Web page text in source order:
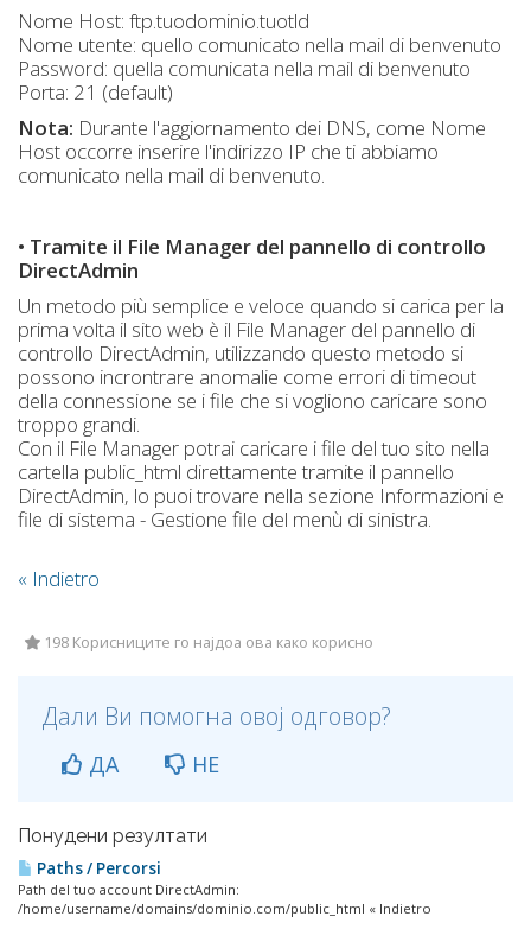
Nome Host: ftp.tuodominio.tuotld
Nome utente: quello comunicato nella mail di benvenuto
Password: quella comunicata nella mail di benvenuto
Porta: 21 (default)
Nota: Durante l'aggiornamento dei DNS, come Nome
Host occorre inserire l'indirizzo IP che ti abbiamo
comunicato nella mail di benvenuto.
• Tramite il File Manager del pannello di controllo
DirectAdmin
Un metodo più semplice e veloce quando si carica per la
prima volta il sito web è il File Manager del pannello di
controllo DirectAdmin, utilizzando questo metodo si
possono incrontrare anomalie come errori di timeout
della connessione se i file che si vogliono caricare sono
troppo grandi.
Con il File Manager potrai caricare i file del tuo sito nella
cartella public_html direttamente tramite il pannello
DirectAdmin, lo puoi trovare nella sezione Informazioni e
file di sistema - Gestione file del menù di sinistra.
« Indietro
198 Корисниците го најдоа ова како корисно
Дали Ви помогна овој одговор?
ДА НЕ
Понудени резултати
Paths / Percorsi
Path del tuo account DirectAdmin:
/home/username/domains/dominio.com/public_html « Indietro